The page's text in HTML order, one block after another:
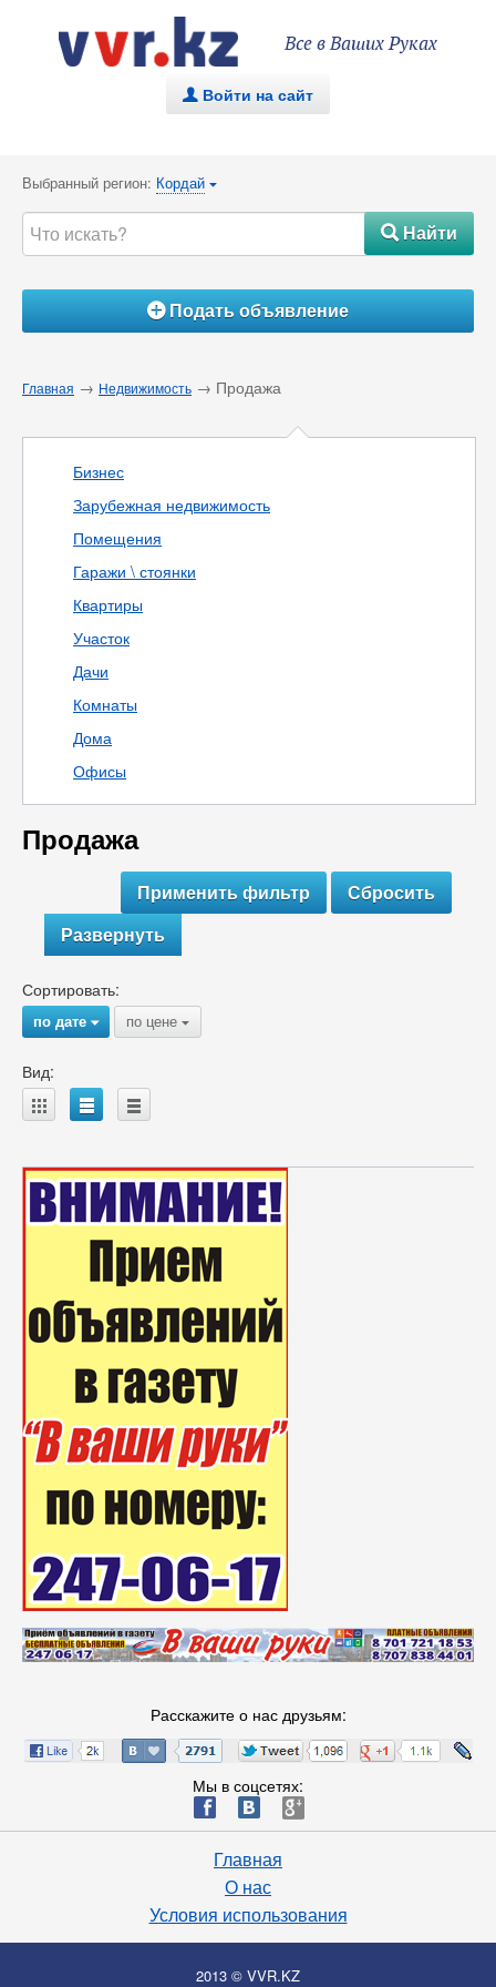
Все в Ваших Руках
. Войти на сайт
Выбранный регион: Кордай {
#Найти
ÁПодать объявление
Главная → Недвижимость → Продажа
Бизнес
Зарубежная недвижимость
Помещения
Гаражи \ стоянки
Квартиры
Участок
Дачи
Комнаты
Дома
Офисы
Продажа
Развернуть
Сортировать:
по дате{ по цене {
Вид:
A B C
Расскажите о нас друзьям:
Мы в соцсетях:
ä æ è
Главная
О нас
Условия использования
2013 © VVR.KZ